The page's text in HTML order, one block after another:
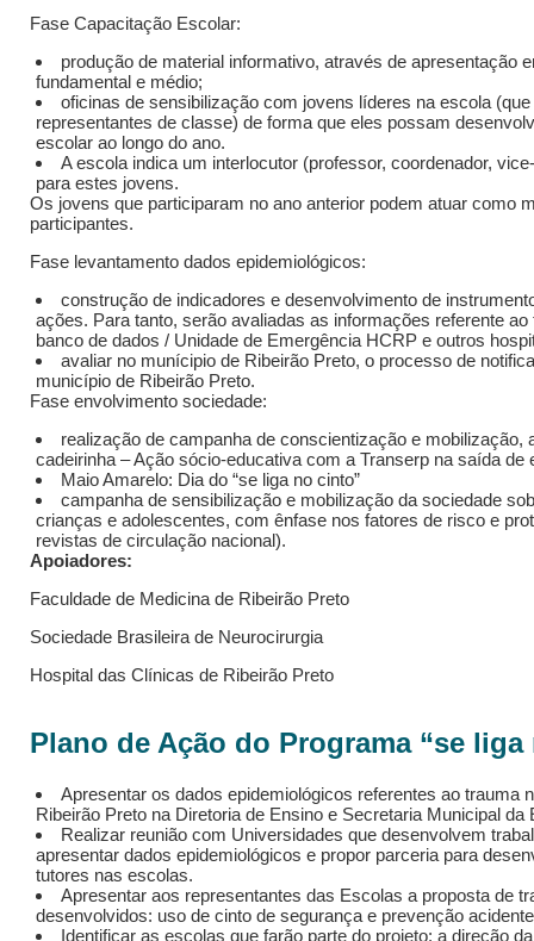
Fase Capacitação Escolar:
produção de material informativo, através de apresentação
fundamental e médio;
oficinas de sensibilização com jovens líderes na escola
representantes de classe) de forma que eles possam
escolar ao longo do ano.
A escola indica um interlocutor (professor, coordenador,
para estes jovens.
Os jovens que participaram no ano anterior podem atuar como
participantes.
Fase levantamento dados epidemiológicos:
construção de indicadores e desenvolvimento de
ações. Para tanto, serão avaliadas as informações referente
banco de dados / Unidade de Emergência HCRP e outros
avaliar no munícipio de Ribeirão Preto, o processo de
município de Ribeirão Preto.
Fase envolvimento sociedade:
realização de campanha de conscientização e mobilização,
cadeirinha – Ação sócio-educativa com a Transerp na saída de
Maio Amarelo: Dia do “se liga no cinto”
campanha de sensibilização e mobilização da sociedade
crianças e adolescentes, com ênfase nos fatores de risco e
revistas de circulação nacional).
Apoiadores:
Faculdade de Medicina de Ribeirão Preto
Sociedade Brasileira de Neurocirurgia
Hospital das Clínicas de Ribeirão Preto
Plano de Ação do Programa “se
Apresentar os dados epidemiológicos referentes ao trauma
Ribeirão Preto na Diretoria de Ensino e Secretaria Municipal da
Realizar reunião com Universidades que desenvolvem
apresentar dados epidemiológicos e propor parceria para
tutores nas escolas.
Apresentar aos representantes das Escolas a proposta de
desenvolvidos: uso de cinto de segurança e prevenção
Identificar as escolas que farão parte do projeto: a direção